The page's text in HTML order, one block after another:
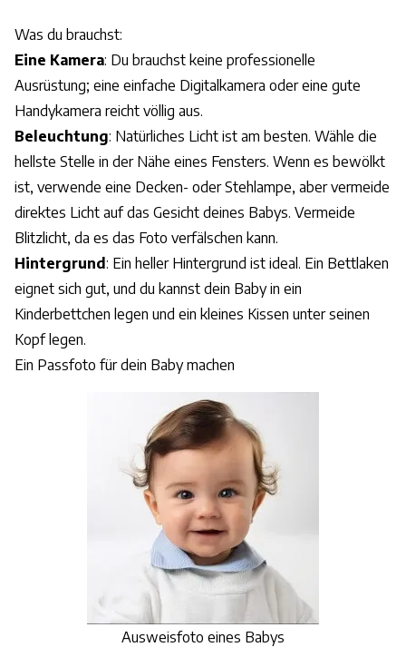
Was du brauchst:
Eine Kamera: Du brauchst keine professionelle
Ausrüstung; eine einfache Digitalkamera oder eine gute
Handykamera reicht völlig aus.
Beleuchtung: Natürliches Licht ist am besten. Wähle die
hellste Stelle in der Nähe eines Fensters. Wenn es bewölkt
ist, verwende eine Decken- oder Stehlampe, aber vermeide
direktes Licht auf das Gesicht deines Babys. Vermeide
Blitzlicht, da es das Foto verfälschen kann.
Hintergrund: Ein heller Hintergrund ist ideal. Ein Bettlaken
eignet sich gut, und du kannst dein Baby in ein
Kinderbettchen legen und ein kleines Kissen unter seinen
Kopf legen.
Ein Passfoto für dein Baby machen
Ausweisfoto eines Babys